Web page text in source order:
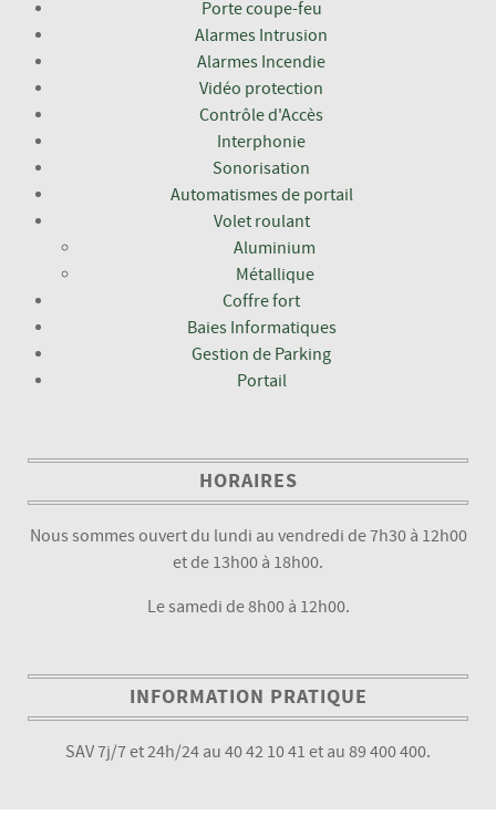
Porte coupe-feu
Alarmes Intrusion
Alarmes Incendie
Vidéo protection
Contrôle d'Accès
Interphonie
Sonorisation
Automatismes de portail
Volet roulant
Aluminium
Métallique
Coffre fort
Baies Informatiques
Gestion de Parking
Portail
HORAIRES
Nous sommes ouvert du lundi au vendredi de 7h30 à 12h00
et de 13h00 à 18h00.
Le samedi de 8h00 à 12h00.
INFORMATION PRATIQUE
SAV 7j/7 et 24h/24 au 40 42 10 41 et au 89 400 400.